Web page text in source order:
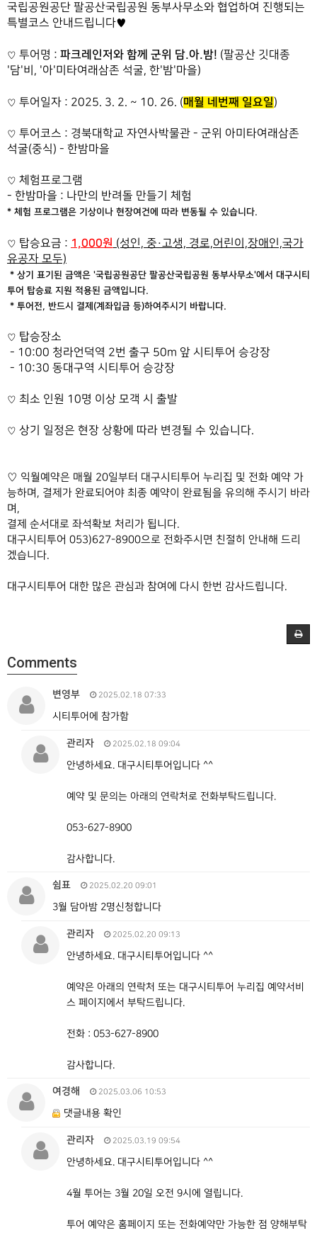
국립공원공단 팔공산국립공원 동부사무소와 협업하여 진행되는
특별코스 안내드립니다♥
♡ 투어명 : 파크레인저와 함께 군위 담.아.밤! (팔공산 깃대종
'담'비, '아'미타여래삼존 석굴, 한'밤'마을)
♡ 투어일자 : 2025. 3. 2. ~ 10. 26. (매월 네번째 일요일)
♡ 투어코스 : 경북대학교 자연사박물관 - 군위 아미타여래삼존
석굴(중식) - 한밤마을
♡ 체험프로그램
- 한밤마을 : 나만의 반려돌 만들기 체험
* 체험 프로그램은 기상이나 현장여건에 따라 변동될 수 있습니다.
♡ 탑승요금 : 1,000원 (성인, 중·고생, 경로,어린이,장애인,국가
유공자 모두)
* 상기 표기된 금액은 '국립공원공단 팔공산국립공원 동부사무소'에서 대구시티
투어 탑승료 지원 적용된 금액입니다.
* 투어전, 반드시 결제(계좌입금 등)하여주시기 바랍니다.
♡ ​ 탑승장소
- 10:00 청라언덕역 2번 출구 50m 앞 시티투어 승강장
- 10:30 동대구역 시티투어 승강장
♡ 최소 인원 10명 이상 모객 시 출발
♡ 상기 일정은 현장 상황에 따라 변경될 수 있습니다.
♡ 익월예약은 매월 20일부터 대구시티투어 누리집 및 전화 예약 가
능하며, 결제가 완료되어야 최종 예약이 완료됨을 유의해 주시기 바라
며,
결제 순서대로 좌석확보 처리가 됩니다.
대구시티투어 053)627-8900으로 전화주시면 친절히 안내해 드리
겠습니다.
대구시티투어 대한 많은 관심과 참여에 다시 한번 감사드립니다.
Comments
변영부 2025.02.18 07:33
시티투어에 참가함
관리자 2025.02.18 09:04
안녕하세요. 대구시티투어입니다 ^^
예약 및 문의는 아래의 연락처로 전화부탁드립니다.
053-627-8900
감사합니다.
쉼표 2025.02.20 09:01
3월 담아밤 2명신청합니다
관리자 2025.02.20 09:13
안녕하세요. 대구시티투어입니다 ^^
예약은 아래의 연락처 또는 대구시티투어 누리집 예약서비
스 페이지에서 부탁드립니다.
전화 : 053-627-8900
감사합니다.
여경해 2025.03.06 10:53
댓글내용 확인
관리자 2025.03.19 09:54
안녕하세요. 대구시티투어입니다 ^^
4월 투어는 3월 20일 오전 9시에 열립니다.
투어 예약은 홈페이지 또는 전화예약만 가능한 점 양해부탁